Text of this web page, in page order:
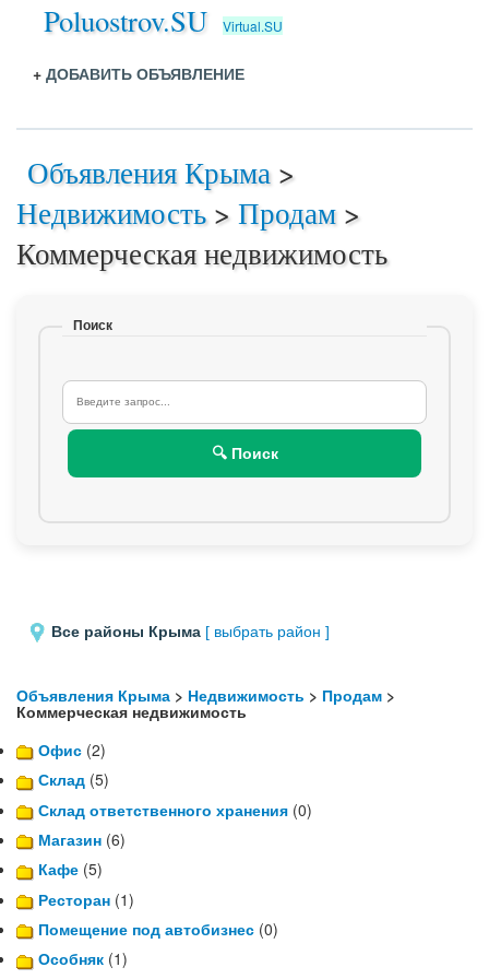
Poluostrov.SU Virtual.SU
+ ДОБАВИТЬ ОБЪЯВЛЕНИЕ
Объявления Крыма >
Недвижимость> Продам >
Коммерческая недвижимость
Поиск
🔍 Поиск
Все районы Крыма [ выбрать район ]
Объявления Крыма > Недвижимость > Продам >
Коммерческая недвижимость
Офис (2)
Склад (5)
Склад ответственного хранения (0)
Магазин (6)
Кафе (5)
Ресторан (1)
Помещение под автобизнес (0)
Особняк (1)